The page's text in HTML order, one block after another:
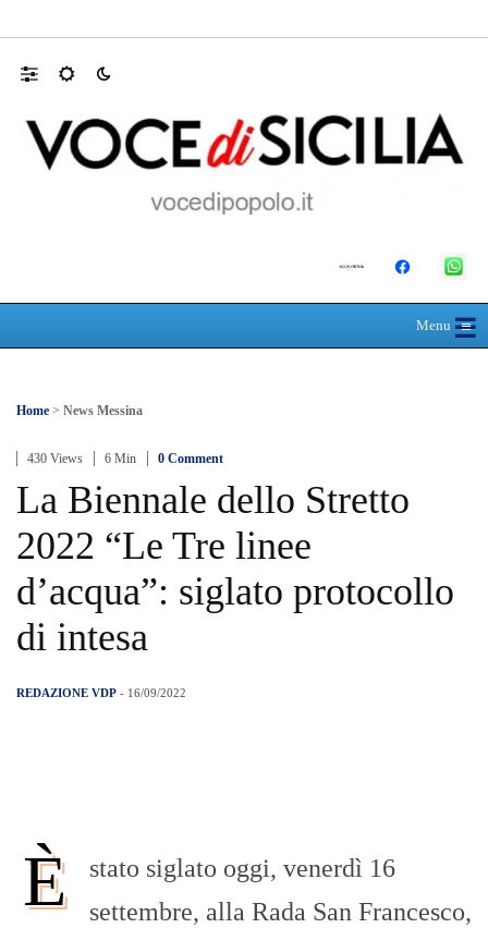
Menu≡
☰
Home > News Messina
430 Views 6 Min 0 Comment
La Biennale dello Stretto
2022 “Le Tre linee
d’acqua”: siglato protocollo
di intesa
REDAZIONE VDP - 16/09/2022
È
stato siglato oggi, venerdì 16
settembre, alla Rada San Francesco,